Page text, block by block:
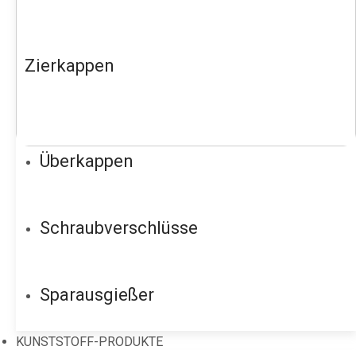
Zierkappen
Überkappen
Schraubverschlüsse
Sparausgießer
KUNSTSTOFF-PRODUKTE